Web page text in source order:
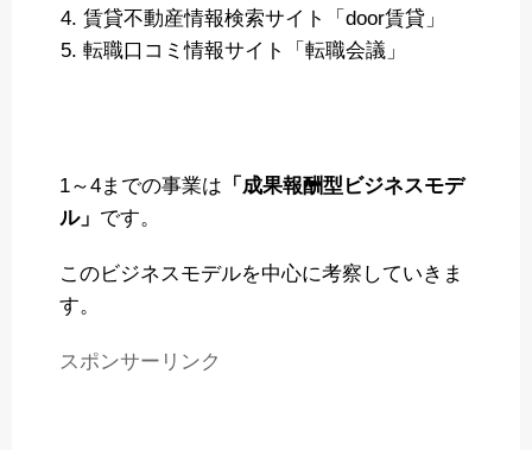
賃貸不動産情報検索サイト「door賃貸」
転職口コミ情報サイト「転職会議」
1～4までの事業は 「成果報酬型ビジネスモデ
ル」 です。
このビジネスモデルを中心に考察していきま
す。
スポンサーリンク